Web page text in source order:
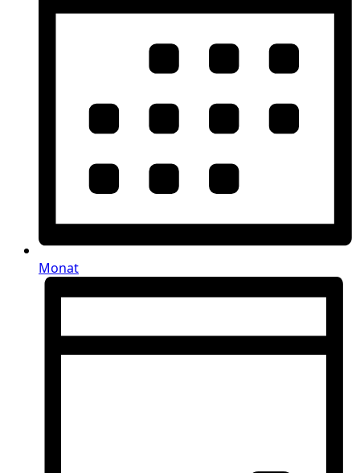
Monat